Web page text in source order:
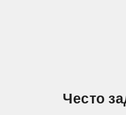
Често